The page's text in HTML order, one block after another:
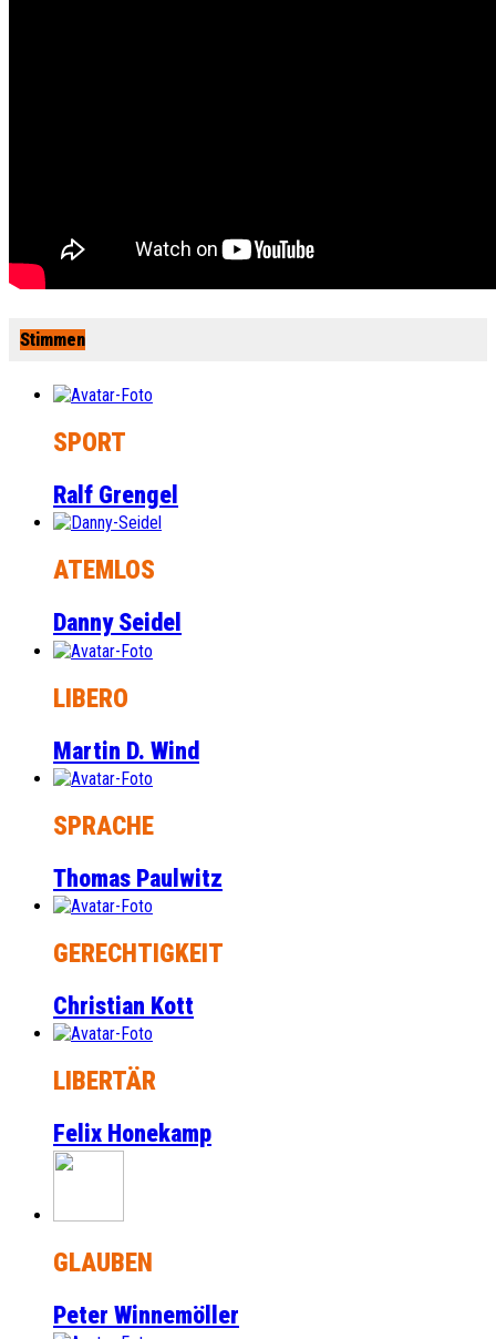
Stimmen
SPORT
Ralf Grengel
ATEMLOS
Danny Seidel
LIBERO
Martin D. Wind
SPRACHE
Thomas Paulwitz
GERECHTIGKEIT
Christian Kott
LIBERTÄR
Felix Honekamp
GLAUBEN
Peter Winnemöller